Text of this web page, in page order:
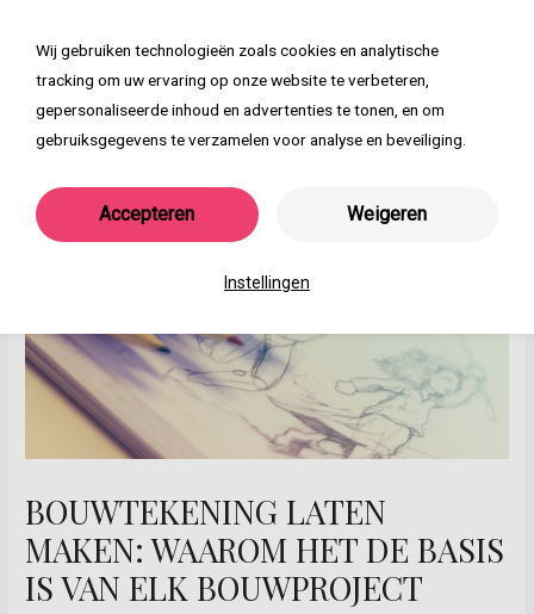
BOUWTEKENING LATEN
MAKEN: WAAROM HET DE BASIS
IS VAN ELK BOUWPROJECT
Wij gebruiken technologieën zoals cookies en analytische
tracking om uw ervaring op onze website te verbeteren,
gepersonaliseerde inhoud en advertenties te tonen, en om
gebruiksgegevens te verzamelen voor analyse en beveiliging.
Accepteren Weigeren
Instellingen